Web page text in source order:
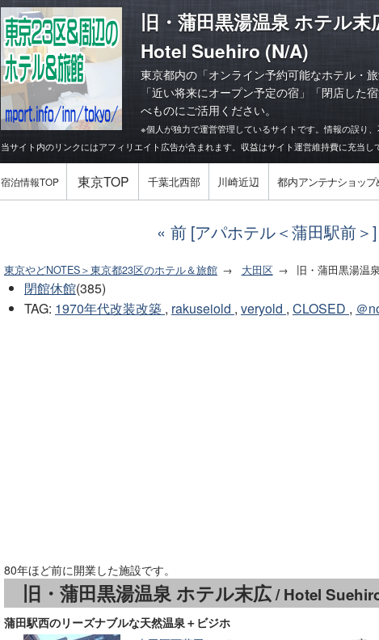
旧・蒲田黒湯温泉 ホテル末
Hotel Suehiro (N/A)
東京都内の「オンライン予約可能なホテル・
「近い将来にオープン予定の宿」「閉店した
べものにご活用ください。
※個人が独力で運営管理しているサイトです。情報の誤り
当サイト内のリンクにはアフィリエイト広告が含まれます。収益はサイト運営維持費に充当し
宿泊情報TOP 東京TOP 千葉北西部 川崎近辺 都内アンテナショップ
前 [アパホテル＜蒲田駅前＞]
東京やどNOTES＞東京都23区のホテル＆旅館 大田区 旧・蒲田黒湯温
閉館休館(385)
TAG: 1970年代改装改築 , rakuseiold , veryold , CLOSED , ＠
80年ほど前に開業した施設です。
旧・蒲田黒湯温泉 ホテル末広/ Hotel
蒲田駅西のリーズナブルな天然温泉＋ビジホ